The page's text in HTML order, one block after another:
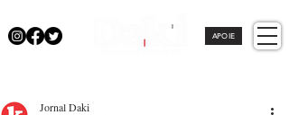
APOIE
Jornal Daki